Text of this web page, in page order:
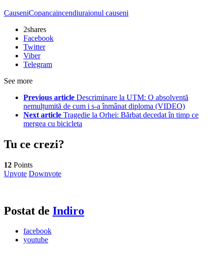
CauseniCopancaincendiuraionul causeni
2shares
Facebook
Twitter
Viber
Telegram
See more
Previous article Descriminare la UTM: O absolventă
nemulțumită de cum i s-a înmânat diploma (VIDEO)
Next article Tragedie la Orhei: Bărbat decedat în timp ce
mergea cu bicicleta
Tu ce crezi?
12 Points
Upvote Downvote
Postat de Indiro
facebook
youtube